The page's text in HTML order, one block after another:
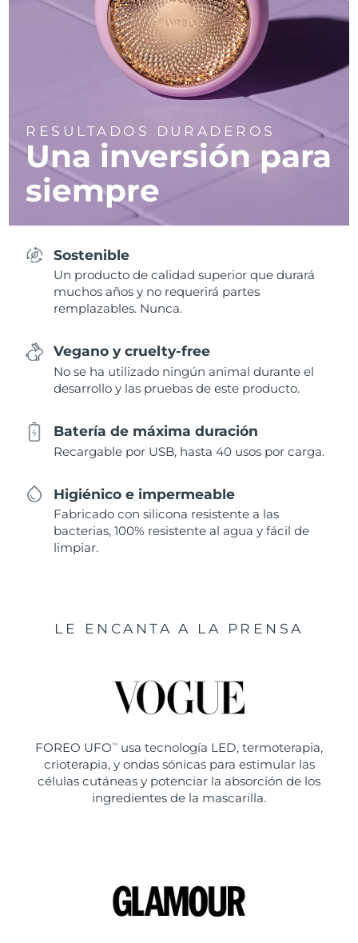
RESULTADOS DURADEROS
Una inversión para
siempre
Sostenible
Un producto de calidad superior que durará
muchos años y no requerirá partes
remplazables. Nunca.
Vegano y cruelty-free
No se ha utilizado ningún animal durante el
desarrollo y las pruebas de este producto.
Batería de máxima duración
Recargable por USB, hasta 40 usos por carga.
Higiénico e impermeable
Fabricado con silicona resistente a las
bacterias, 100% resistente al agua y fácil de
limpiar.
LE ENCANTA A LA PRENSA
FOREO UFO TM
usa tecnología LED, termoterapia,
crioterapia, y ondas sónicas para estimular las
células cutáneas y potenciar la absorción de los
ingredientes de la mascarilla.